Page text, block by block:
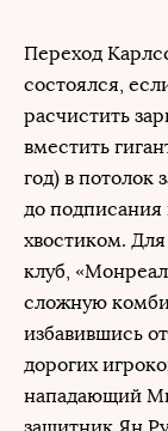
Переход
состоялся,
расчистить
вместить
год) в потолок
до подписания
хвостиком.
клуб,
сложную
избавившись
дорогих
нападающий